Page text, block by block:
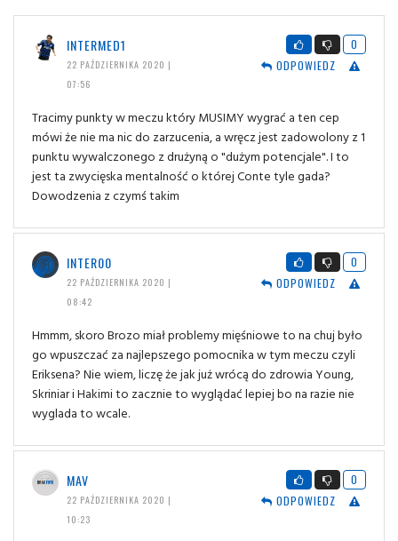
INTERMED1
22 PAŹDZIERNIKA 2020 |
07:56
0
ODPOWIEDZ
Tracimy punkty w meczu który MUSIMY wygrać a ten cep
mówi że nie ma nic do zarzucenia, a wręcz jest zadowolony z 1
punktu wywalczonego z drużyną o "dużym potencjale". I to
jest ta zwycięska mentalność o której Conte tyle gada?
Dowodzenia z czymś takim
INTER00
22 PAŹDZIERNIKA 2020 |
08:42
0
ODPOWIEDZ
Hmmm, skoro Brozo miał problemy mięśniowe to na chuj było
go wpuszczać za najlepszego pomocnika w tym meczu czyli
Eriksena? Nie wiem, liczę że jak już wrócą do zdrowia Young,
Skriniar i Hakimi to zacznie to wyglądać lepiej bo na razie nie
wyglada to wcale.
MAV
22 PAŹDZIERNIKA 2020 |
10:23
0
ODPOWIEDZ